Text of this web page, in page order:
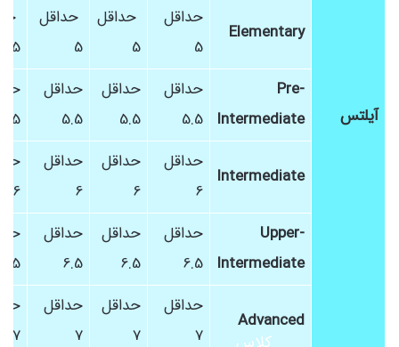
آیلتس
Elementary
حداقل
5
حداقل
5
حداقل
5
5
Pre-
Intermediate
حداقل
5.5
حداقل
5.5
حداقل
5.5
5.5
Intermediate
حداقل
6
حداقل
6
حداقل
6
6
Upper-
Intermediate
حداقل
6.5
حداقل
6.5
حداقل
6.5
6.5
Advanced
حداقل
7
حداقل
7
حداقل
7
7